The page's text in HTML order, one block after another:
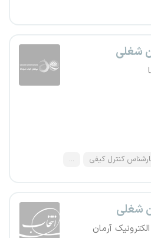
کنترل کیفی ...
آرمان